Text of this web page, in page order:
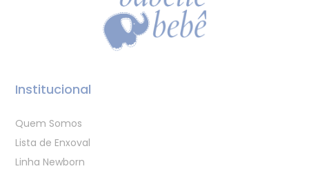
Institucional
Quem Somos
Lista de Enxoval
Linha Newborn